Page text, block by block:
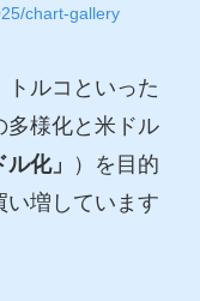
chart-gallery
ルコといった
多様化と米ドル
ル化」
）を目的
い増しています